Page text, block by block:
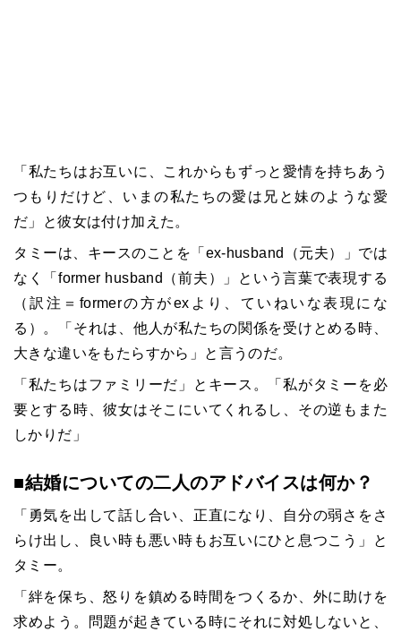
「私たちはお互いに、これからもずっと愛情を持ちあう
つもりだけど、いまの私たちの愛は兄と妹のような愛
だ」と彼女は付け加えた。
タミーは、キースのことを「ex-husband（元夫）」では
なく「former husband（前夫）」という言葉で表現する
（訳注＝formerの方がexより、ていねいな表現にな
る）。「それは、他人が私たちの関係を受けとめる時、
大きな違いをもたらすから」と言うのだ。
「私たちはファミリーだ」とキース。「私がタミーを必
要とする時、彼女はそこにいてくれるし、その逆もまた
しかりだ」
■結婚についての二人のアドバイスは何か？
「勇気を出して話し合い、正直になり、自分の弱さをさ
らけ出し、良い時も悪い時もお互いにひと息つこう」と
タミー。
「絆を保ち、怒りを鎮める時間をつくるか、外に助けを
求めよう。問題が起きている時にそれに対処しないと、